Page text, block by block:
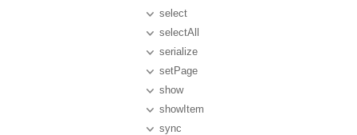
select
selectAll
serialize
setPage
show
showItem
sync